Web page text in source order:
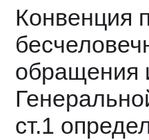
Конвенция
обращения
ст.1